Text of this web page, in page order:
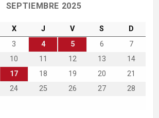
SEPTIEMBRE 2025
X J V S
D
3 4 5 6
7
10 11 12 13
14
17 18 19 20
21
24 25 26 27
28